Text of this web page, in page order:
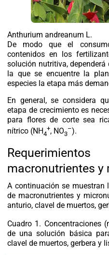
Anthurium andreanum L.
De modo que el
contenidos en los
solución nutritiva,
la que se encuentre la
especies la etapa más
En general, se considera
etapa de crecimiento es
para flores de corte sea
nítrico (NH4
+, NO3
–).
macronutrientes y
A continuación se muestran
de macronutrientes y
anturio, clavel de muertos,
Cuadro 1. Concentraciones
de una solución básica
clavel de muertos, gerbera y